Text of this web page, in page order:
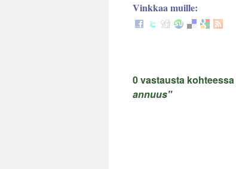
Vinkkaa muille:
0 vastausta kohteessa
annuus"